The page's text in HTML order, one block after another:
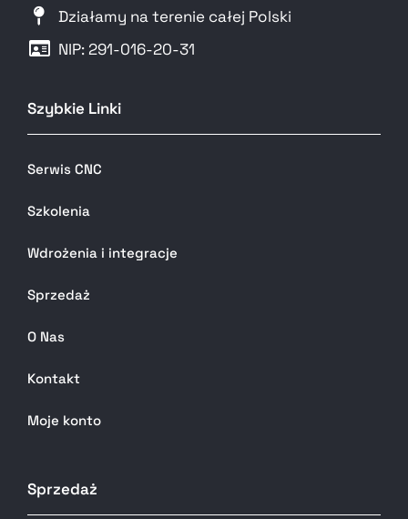
Działamy na terenie całej Polski
NIP: 291-016-20-31​
Szybkie Linki
Serwis CNC
Szkolenia
Wdrożenia i integracje
Sprzedaż
O Nas
Kontakt
Moje konto
Sprzedaż